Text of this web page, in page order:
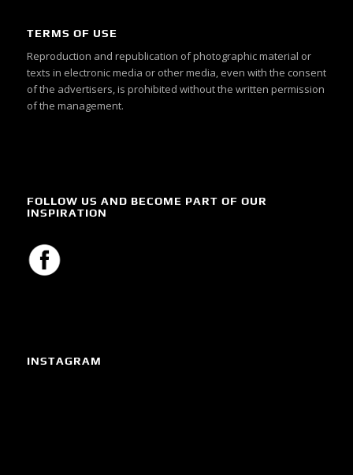
TERMS OF USE
Reproduction and republication of photographic material or
texts in electronic media or other media, even with the consent
of the advertisers, is prohibited without the written permission
of the management.
FOLLOW US AND BECOME PART OF OUR
INSPIRATION
INSTAGRAM